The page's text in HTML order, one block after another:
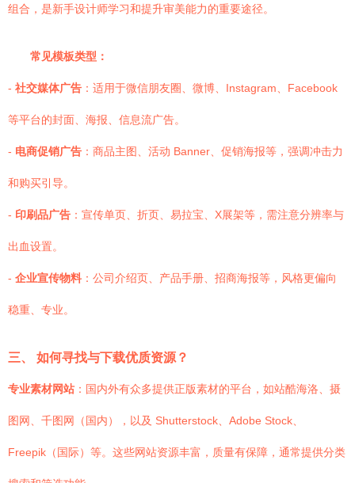
组合，是新手设计师学习和提升审美能力的重要途径。
常见模板类型：
- 社交媒体广告 ：适用于微信朋友圈、微博、Instagram、Facebook
等平台的封面、海报、信息流广告。
- 电商促销广告 ：商品主图、活动 Banner、促销海报等，强调冲击力
和购买引导。
- 印刷品广告 ：宣传单页、折页、易拉宝、X展架等，需注意分辨率与
出血设置。
- 企业宣传物料 ：公司介绍页、产品手册、招商海报等，风格更偏向
稳重、专业。
三、 如何寻找与下载优质资源？
专业素材网站 ：国内外有众多提供正版素材的平台，如站酷海洛、摄
图网、千图网（国内），以及 Shutterstock、Adobe Stock、
Freepik（国际）等。这些网站资源丰富，质量有保障，通常提供分类